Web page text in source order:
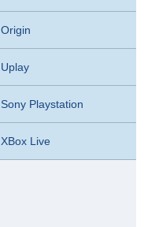
Origin
Uplay
Sony Playstation
XBox Live